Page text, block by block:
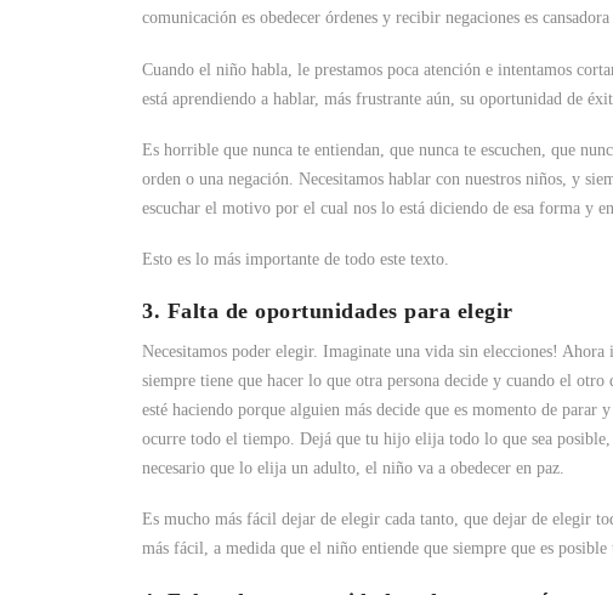
comunicación es obedecer órdenes y recibir negaciones es
Cuando el niño habla, le prestamos poca atención e intentamos
está aprendiendo a hablar, más frustrante aún, su oportunidad de
Es horrible que nunca te entiendan, que nunca te escuchen, que
orden o una negación. Necesitamos hablar con nuestros niños, y
escuchar el motivo por el cual nos lo está diciendo de esa forma y
Esto es lo más importante de todo este texto.
3. Falta de oportunidades para elegir
Necesitamos poder elegir. Imaginate una vida sin elecciones!
siempre tiene que hacer lo que otra persona decide y cuando el
esté haciendo porque alguien más decide que es momento de
ocurre todo el tiempo. Dejá que tu hijo elija todo lo que sea
necesario que lo elija un adulto, el niño va a obedecer en paz.
Es mucho más fácil dejar de elegir cada tanto, que dejar de elegir
más fácil, a medida que el niño entiende que siempre que es